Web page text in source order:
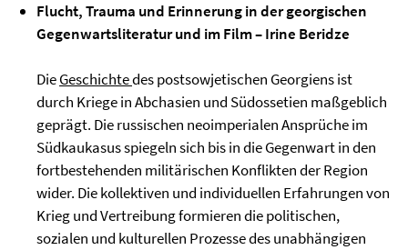
Flucht, Trauma und Erinnerung in der georgischen
Gegenwartsliteratur und im Film– Irine Beridze
DieGeschichtedes postsowjetischen Georgiens ist
durch Kriege in Abchasien und Südossetien maßgeblich
geprägt. Die russischen neoimperialen Ansprüche im
Südkaukasus spiegeln sich bis in die Gegenwart in den
fortbestehenden militärischen Konflikten der Region
wider. Die kollektiven und individuellen Erfahrungen von
Krieg und Vertreibung formieren die politischen,
sozialen und kulturellen Prozesse des unabhängigen